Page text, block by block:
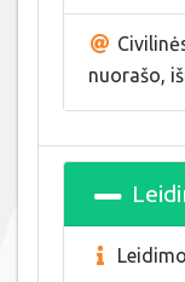
nuorašo,